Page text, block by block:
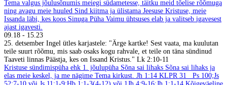
Tema valgus jõulusõnumis meiegi südametesse, täitku meid tõelise rõõmuga
ning avagu meie huuled Sind kiitma ja ülistama Jeesuse Kristuse, meie
Issanda läbi, kes koos Sinuga Püha Vaimu ühtsuses elab ja valitseb igavesest
ajast igavesti.
09.18 - 15.23
25. detsember Ingel ütles karjastele: "Ärge kartke! Sest vaata, ma kuulutan
teile suurt rõõmu, mis saab osaks kogu rahvale, et teile on täna sündinud
Taaveti linnas Päästja, kes on Issand Kristus." Lk 2:10-11
Kristuse sündimispüha ehk 1. jõulupüha Sõna sai lihaks Sõna sai lihaks ja
elas meie keskel, ja me nägime Tema kirkust. Jh 1:14 KLPR 31
Ps 100;Js